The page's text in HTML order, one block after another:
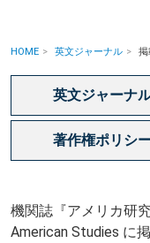
HOME 英文ジャーナル 掲
英文ジャーナ
著作権ポリシ
機関誌『アメリカ研
American Studies に